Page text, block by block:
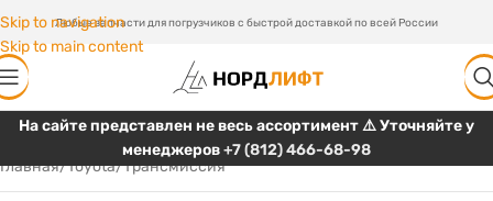
Skip to navigation
Skip to main content
Любые запчасти для погрузчиков с быстрой доставкой по всей России
На сайте представлен не весь ассортимент ⚠️ Уточняйте у
менеджеров+7 (812) 466-68-98
Главная/Toyota/Трансмиссия